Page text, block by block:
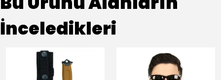
İnceledikleri